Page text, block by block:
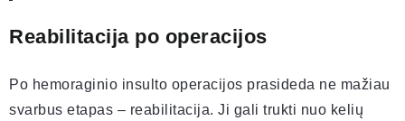
Reabilitacija po operacijos
Po hemoraginio insulto operacijos prasideda ne mažiau
svarbus etapas – reabilitacija. Ji gali trukti nuo kelių